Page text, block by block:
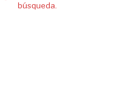
búsqueda.